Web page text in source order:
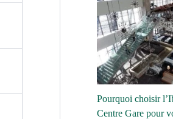
Pourquoi choisir
Centre Gare pour